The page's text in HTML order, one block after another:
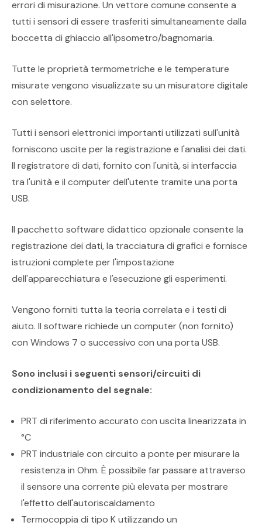
errori di misurazione. Un vettore comune consente a
tutti i sensori di essere trasferiti simultaneamente dalla
boccetta di ghiaccio all'ipsometro/bagnomaria.
Tutte le proprietà termometriche e le temperature
misurate vengono visualizzate su un misuratore digitale
con selettore.
Tutti i sensori elettronici importanti utilizzati sull'unità
forniscono uscite per la registrazione e l'analisi dei dati.
Il registratore di dati, fornito con l'unità, si interfaccia
tra l'unità e il computer dell'utente tramite una porta
USB.
Il pacchetto software didattico opzionale consente la
registrazione dei dati, la tracciatura di grafici e fornisce
istruzioni complete per l'impostazione
dell'apparecchiatura e l'esecuzione gli esperimenti.
Vengono forniti tutta la teoria correlata e i testi di
aiuto. Il software richiede un computer (non fornito)
con Windows 7 o successivo con una porta USB.
Sono inclusi i seguenti sensori/circuiti di
condizionamento del segnale:
PRT di riferimento accurato con uscita linearizzata in
°C
PRT industriale con circuito a ponte per misurare la
resistenza in Ohm. È possibile far passare attraverso
il sensore una corrente più elevata per mostrare
l'effetto dell'autoriscaldamento
Termocoppia di tipo K utilizzando un